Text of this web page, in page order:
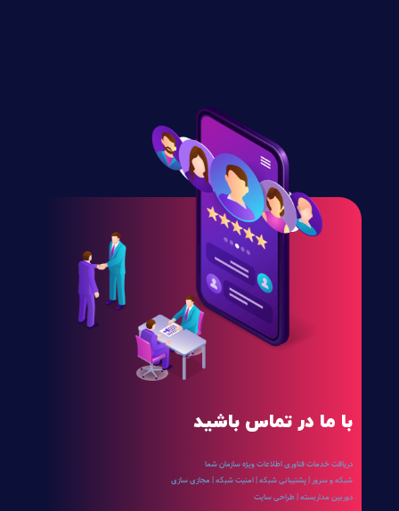
با ما در تماس باشید
دریافت خدمات فناوری اطلاعات ویژه سازمان شما
شبکه و سرور | پشتیبانی شبکه | امنیت شبکه | مجازی سازی
دوربین مداربسته | طراحی سایت